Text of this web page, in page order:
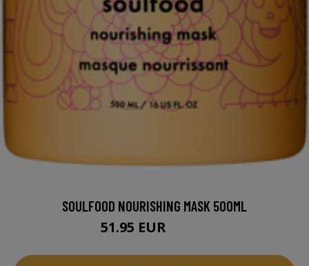
SOULFOOD NOURISHING MASK 500ML
51.95 EUR